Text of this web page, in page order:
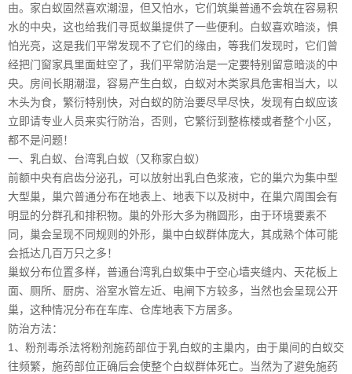
由。家白蚁固然喜欢潮湿，但又怕水，它们筑巢普通不会筑在容易积
水的中央，这也给我们寻觅蚁巢提供了一些便利。白蚁喜欢暗淡，惧
怕光亮，这是我们平常发现不了它们的缘由，等我们发现时，它们曾
经把门窗家具里面蛀空了，我们平常防治是一定要特别留意暗淡的中
央。房间长期潮湿，容易产生白蚁，白蚁对木类家具危害相当大，以
木头为食，繁衍特别快，对白蚁的防治要尽早尽快，发现有白蚁应该
立即请专业人员来实行防治，否则，它繁衍到整栋楼或者整个小区，
都不是问题！
一、乳白蚁、台湾乳白蚁（又称家白蚁）
前额中央有启齿分泌孔，可以放射出乳白色浆液，它的巢穴为集中型
大型巢，巢穴普通分布在地表上、地表下以及树中，在巢穴周围会有
明显的分群孔和排积物。巢的外形大多为椭圆形，由于环境要素不
同，巢会呈现不同规则的外形，巢中白蚁群体庞大，其成熟个体可能
会抵达几百万只之多！
巢蚁分布位置多样，普通台湾乳白蚁集中于空心墙夹缝内、天花板上
面、厕所、厨房、浴室水管左近、电闸下方较多，当然也会呈现公开
巢，这种情况分布在车库、仓库地表下方居多。
防治方法：
1、粉剂毒杀法将粉剂施药部位于乳白蚁的主巢内，由于巢间的白蚁交
往频繁，施药部位正确后会使整个白蚁群体死亡。当然为了避免施药